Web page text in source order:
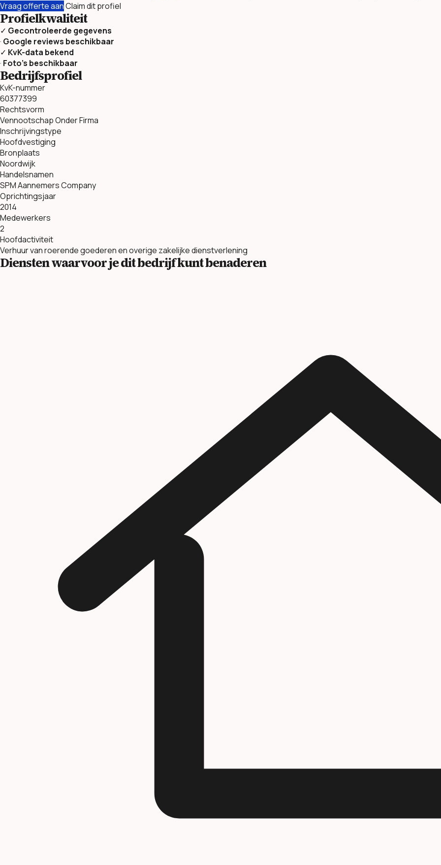
Vraag offerte aanClaim dit profiel
Profielkwaliteit
✓ Gecontroleerde gegevens
· Google reviews beschikbaar
✓ KvK-data bekend
· Foto’s beschikbaar
Bedrijfsprofiel
KvK-nummer
60377399
Rechtsvorm
Vennootschap Onder Firma
Inschrijvingstype
Hoofdvestiging
Bronplaats
Noordwijk
Handelsnamen
SPM Aannemers Company
Oprichtingsjaar
2014
Medewerkers
2
Hoofdactiviteit
Verhuur van roerende goederen en overige zakelijke dienstverlening
Diensten waarvoor je dit bedrijf kunt benaderen